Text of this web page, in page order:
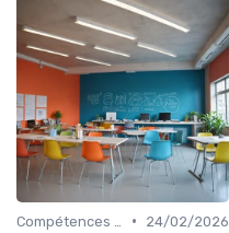
•
24/02/2026